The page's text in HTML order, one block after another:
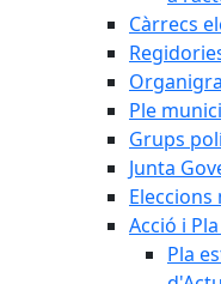
Càrrecs
Ple
Grups
Junta
Acció i
Pla